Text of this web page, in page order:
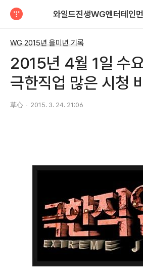
WG 2015년 을미년 기록
2015년 4월 1일 수
극한직업 많은 시청
草心 2015. 3. 24. 21:06